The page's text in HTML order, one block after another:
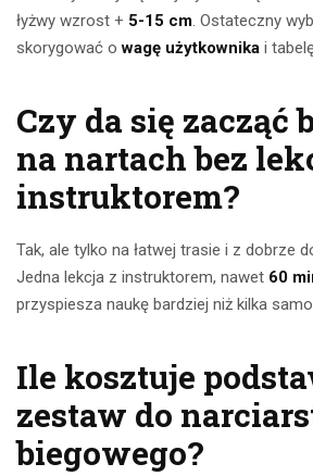
łyżwy wzrost + 5-15 cm. Ostateczny
skorygować owagę użytkownika i
Czy da się zacząć
na nartach bez
instruktorem?
Tak, ale tylko na łatwej trasie i z dobrze
Jedna lekcja z instruktorem, nawet 60
przyspiesza naukę bardziej niż kilka
Ile kosztuje
zestaw do
biegowego?